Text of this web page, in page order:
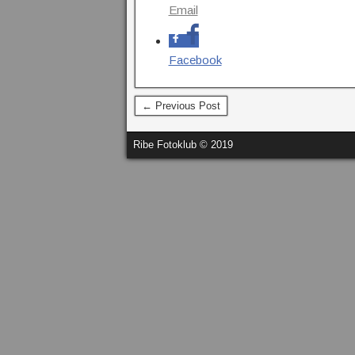
Email
Facebook
← Previous Post
Ribe Fotoklub © 2019